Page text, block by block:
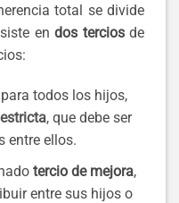
total se divide
endos terciosde
todos los hijos,
, que debe ser
entre ellos.
tercio de mejora,
entre sus hijos o